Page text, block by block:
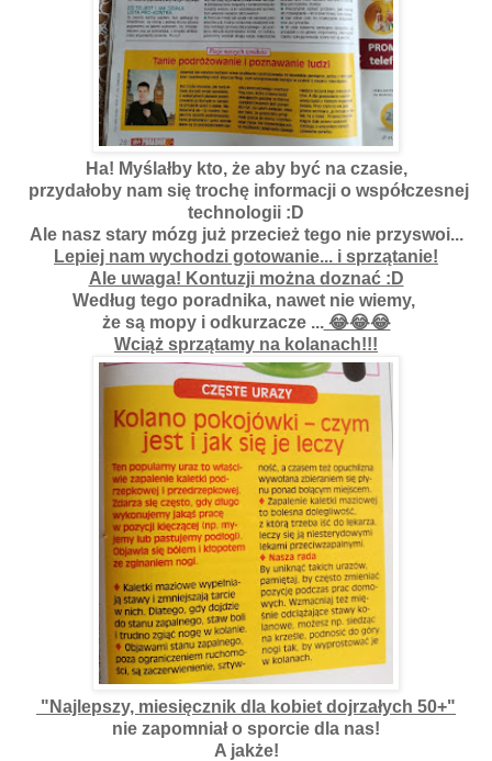
Ha! Myślałby kto, że aby być na czasie,
przydałoby nam się trochę informacji o współczesnej
technologii :D
Ale nasz stary mózg już przecież tego nie przyswoi...
Lepiej nam wychodzi gotowanie... i sprzątanie!
Ale uwaga! Kontuzji można doznać :D
Według tego poradnika, nawet nie wiemy,
że są mopy i odkurzacze ...😂😂😂
Wciąż sprzątamy na kolanach!!!
"Najlepszy, miesięcznik dla kobiet dojrzałych 50+"
nie zapomniał o sporcie dla nas!
A jakże!